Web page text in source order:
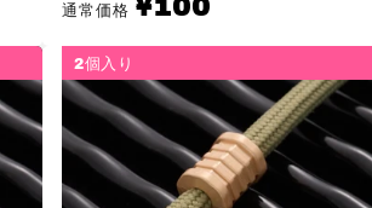
通常価格
常
¥100
2個入り